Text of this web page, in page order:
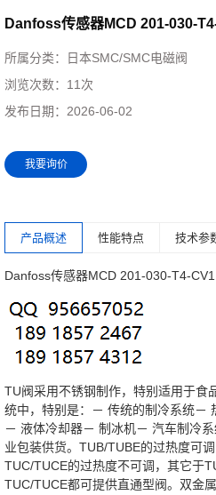
Danfoss传感器MCD 201-030-
所属分类：
日本SMC/SMC电磁阀
浏览次数： 11次
发布日期： 2026-06-02
我要询价
产品概述 性能特点 技术参
Danfoss传感器MCD 201-030-T4-CV1
TU阀采用不锈钢制作，特别适用于食
统中，特别是：－ 传统的制冷系统－
－ 液体冷却器－ 制冰机－ 汽车制冷
业包装供货。TUB/TUBE的过热度可
TUC/TUCE的过热度不可调，其它于
TUC/TUCE都可提供直通型阀。双金